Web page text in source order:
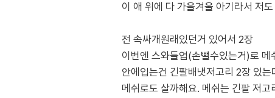
이 애 위에 다 가을겨울 아기라서 저
전 속싸개원래있던거 있어서 2장
이번엔 스와들업(손뺄수있는거)로
안에입는건 긴팔배냇저고리 2장 있는
메쉬로도 살까해요. 메쉬는 긴팔 저고